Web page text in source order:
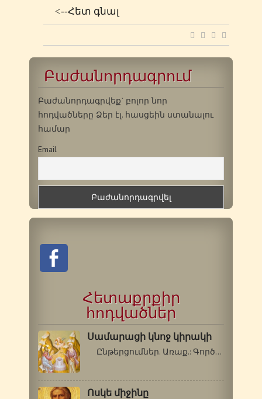
<--Հետ գնալ
Բաժանորդագրում
Բաժանորդագրվեք` բոլոր նոր
հոդվածները Ձեր էլ. հասցեին ստանալու
համար
Email
Հետաքրքիր
հոդվածներ
Սամարացի կնոջ կիրակի
Ընթերցումներ. Առաք.: Գործք 11.…
Ոսկե միջինը